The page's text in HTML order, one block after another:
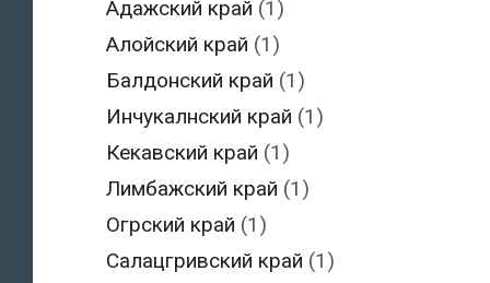
Адажский край (1)
Алойский край (1)
Балдонский край (1)
Инчукалнский край (1)
Кекавский край (1)
Лимбажский край (1)
Огрский край (1)
Салацгривский край (1)